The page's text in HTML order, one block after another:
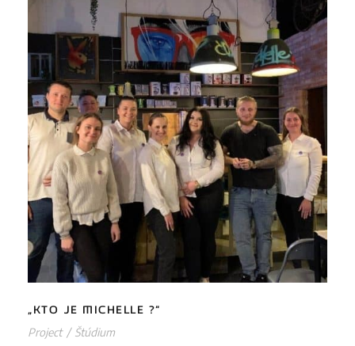
„KTO JE MICHELLE ?“
„KTO JE MICHELLE ?“
Project / Štúdium